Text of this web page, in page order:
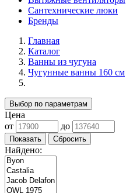
Сантехнические люки
Бренды
Главная
Каталог
Ванны из чугуна
Чугунные ванны 160 см
Выбор по параметрам
Цена
от
до
Найдено: